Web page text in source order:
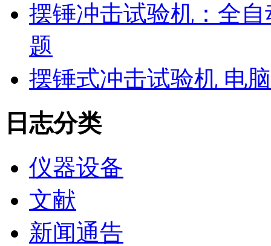
摆锤冲击试验机：全
题
摆锤式冲击试验机 电
日志分类
仪器设备
文献
新闻通告